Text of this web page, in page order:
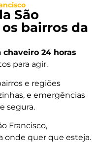
São
bairros da
chaveiro 24 horas
para agir.
e regiões
e emergências
segura.
Francisco,
onde quer que esteja.